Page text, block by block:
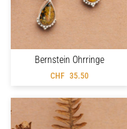
Bernstein Ohrringe
CHF 35.50